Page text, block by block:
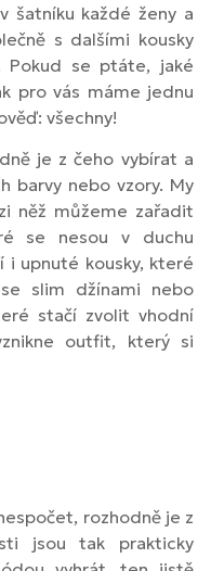
šatníku každé ženy a
s dalšími kousky
Pokud se ptáte, jaké
pro vás máme jednu
všechny!
je z čeho vybírat a
barvy nebo vzory. My
něž můžeme zařadit
se nesou v duchu
upnuté kousky, které
slim džínami nebo
stačí zvolit vhodní
outfit, který si
rozhodně je z
jsou tak prakticky